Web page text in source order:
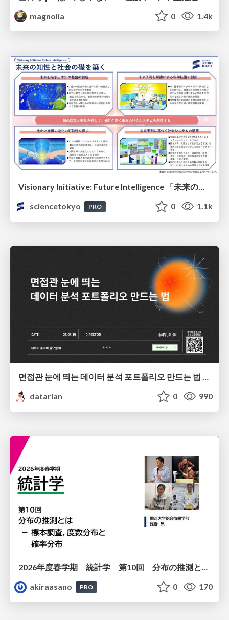
magnolia
0 1.4k
Visionary Initiative: Future Intelligence 「未来の知性と社会の礎を築く」｜Science Tokyo（東京科学大学）
sciencetokyo
PRO 0 1.1k
면접관 눈에 띄는 데이터 분석 포트폴리오 만드는 법 | 2026년 5월 세미나
datarian
0 990
akiraasano
PRO 0 170